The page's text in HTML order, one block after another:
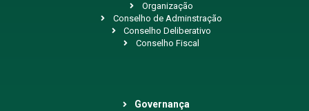
Organização
Conselho de Adminstração
Conselho Deliberativo
Conselho Fiscal
Governança